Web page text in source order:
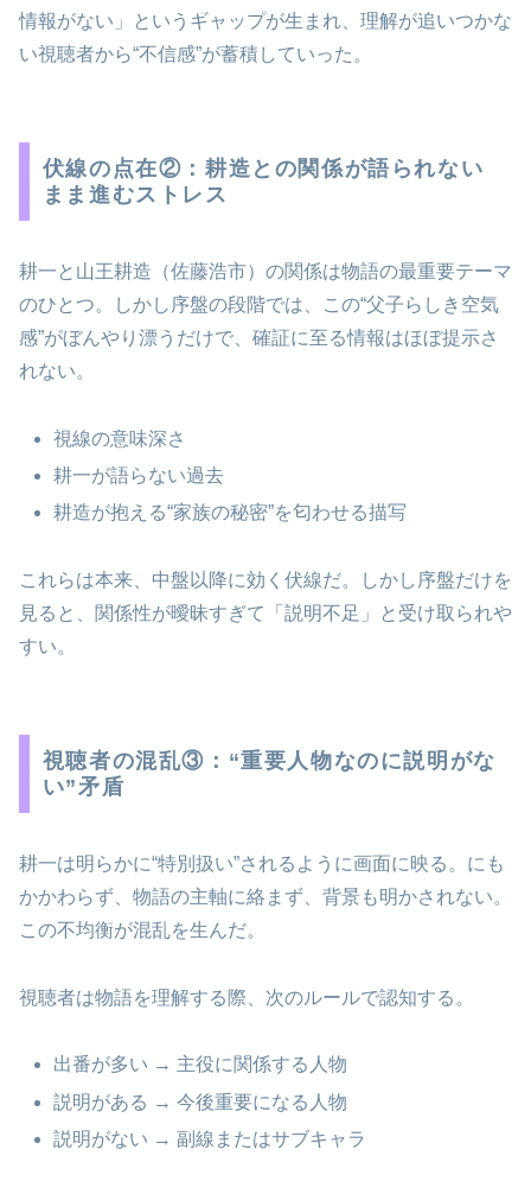
情報がない」というギャップが生まれ、理解が追いつかな
い視聴者から“不信感”が蓄積していった。
伏線の点在②：耕造との関係が語られない
まま進むストレス
耕一と山王耕造（佐藤浩市）の関係は物語の最重要テーマ
のひとつ。しかし序盤の段階では、この“父子らしき空気
感”がぼんやり漂うだけで、確証に至る情報はほぼ提示さ
れない。
視線の意味深さ
耕一が語らない過去
耕造が抱える“家族の秘密”を匂わせる描写
これらは本来、中盤以降に効く伏線だ。しかし序盤だけを
見ると、関係性が曖昧すぎて「説明不足」と受け取られや
すい。
視聴者の混乱③：“重要人物なのに説明がな
い”矛盾
耕一は明らかに“特別扱い”されるように画面に映る。にも
かかわらず、物語の主軸に絡まず、背景も明かされない。
この不均衡が混乱を生んだ。
視聴者は物語を理解する際、次のルールで認知する。
出番が多い → 主役に関係する人物
説明がある → 今後重要になる人物
説明がない → 副線またはサブキャラ